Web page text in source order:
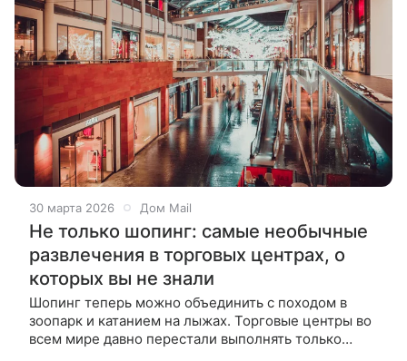
30 марта 2026 Дом Mail
Не только шопинг: самые необычные
развлечения в торговых центрах, о
которых вы не знали
Шопинг теперь можно объединить с походом в
зоопарк и катанием на лыжах. Торговые центры во
всем мире давно перестали выполнять только